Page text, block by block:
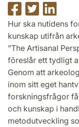
Share
on
Facebook
Share
on
Twitter
on
Hur ska nutidens
kunskap utifrån
”The Artisanal
föreslår ett tydligt
Genom att
inom sitt eget
forskningsfrågor
och kunskap i
metodutveckling